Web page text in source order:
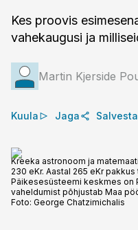
Kes proovis
vahekaugusi ja
Martin Kjerside
Kuula Jaga Salvesta
Kreeka astronoom ja
230 eKr. Aastal 265 eKr
Päikesesüsteemi keskmes on
vaheldumist põhjustab Maa
Foto: George Chatzimichalis